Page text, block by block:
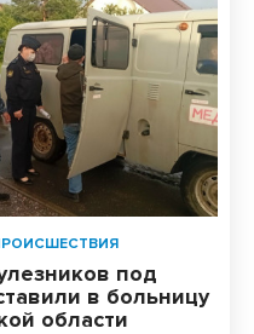
под
в больницу
области